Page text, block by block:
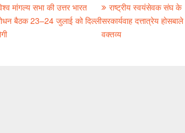
मांगल्य सभा की उत्तर भारत
बैठक 23–24 जुलाई को दिल्ली
राष्ट्रीय स्वयंसेवक संघ के
सरकार्यवाह दत्तात्रेय
वक्तव्य